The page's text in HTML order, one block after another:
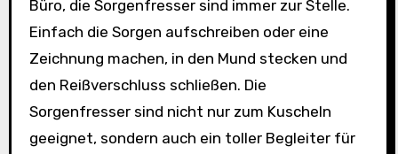
Büro, die Sorgenfresser sind immer zur Stelle.
Einfach die Sorgen aufschreiben oder eine
Zeichnung machen, in den Mund stecken und
den Reißverschluss schließen. Die
Sorgenfresser sind nicht nur zum Kuscheln
geeignet, sondern auch ein toller Begleiter für